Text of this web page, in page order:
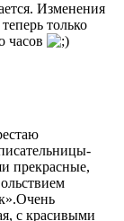
Изменения
только
часов
прекрасные,
с красивыми